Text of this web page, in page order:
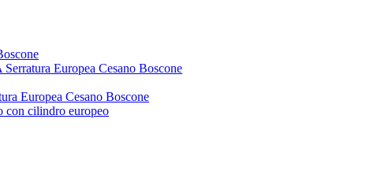
Europea Cesano Boscone
Europea Cesano Boscone
con cilindro europeo